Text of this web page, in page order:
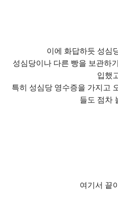
이에 화답하듯 성심
성심당이나 다른 빵을 보관하
입했
특히 성심당 영수증을 가지고
들도 점차
여기서 끝